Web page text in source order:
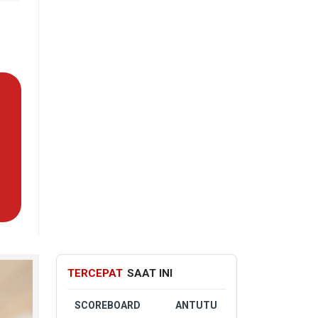
TERCEPAT SAAT INI
SCOREBOARD ANTUTU